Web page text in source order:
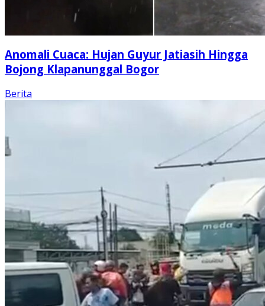
Anomali Cuaca: Hujan Guyur Jatiasih Hingga
Bojong Klapanunggal Bogor
Berita